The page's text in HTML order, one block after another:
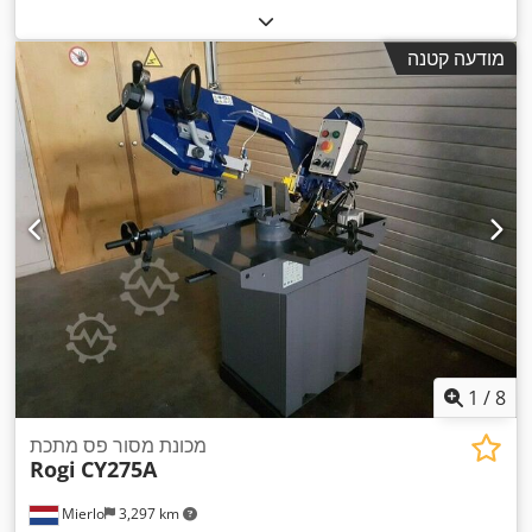
מודעה קטנה
1 /8
Mierlo 3,297 km
מכונת מסור פס מתכת
Rogi CY275A